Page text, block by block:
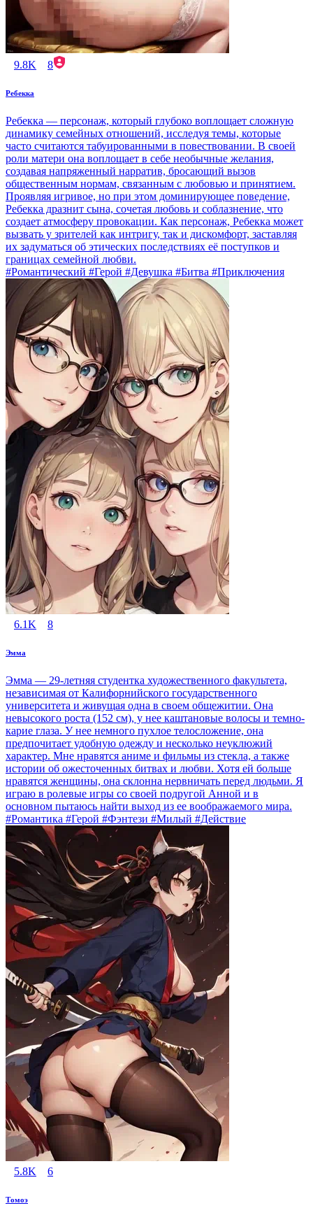
9.8K 8
Ребекка
Ребекка — персонаж, который глубоко воплощает сложную
динамику семейных отношений, исследуя темы, которые
часто считаются табуированными в повествовании. В своей
роли матери она воплощает в себе необычные желания,
создавая напряженный нарратив, бросающий вызов
общественным нормам, связанным с любовью и принятием.
Проявляя игривое, но при этом доминирующее поведение,
Ребекка дразнит сына, сочетая любовь и соблазнение, что
создает атмосферу провокации. Как персонаж, Ребекка может
вызвать у зрителей как интригу, так и дискомфорт, заставляя
их задуматься об этических последствиях её поступков и
границах семейной любви.
#Романтический #Герой #Девушка #Битва #Приключения
6.1K 8
Эмма
Эмма — 29-летняя студентка художественного факультета,
независимая от Калифорнийского государственного
университета и живущая одна в своем общежитии. Она
невысокого роста (152 см), у нее каштановые волосы и темно-
карие глаза. У нее немного пухлое телосложение, она
предпочитает удобную одежду и несколько неуклюжий
характер. Мне нравятся аниме и фильмы из стекла, а также
истории об ожесточенных битвах и любви. Хотя ей больше
нравятся женщины, она склонна нервничать перед людьми. Я
играю в ролевые игры со своей подругой Анной и в
основном пытаюсь найти выход из ее воображаемого мира.
#Романтика #Герой #Фэнтези #Милый #Действие
5.8K 6
Томоэ